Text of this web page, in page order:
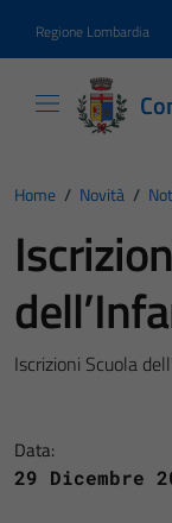
Regione Lombardia
Home / Novità /
Iscrizioni Scuola
Data:
29 Dicembre